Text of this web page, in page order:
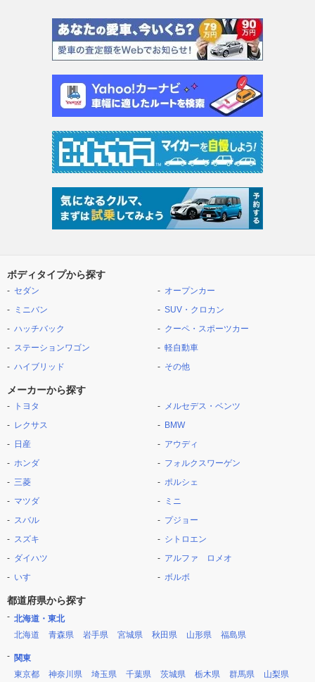
ボディタイプから探す
セダン
ミニバン
ハッチバック
ステーションワゴン
ハイブリッド
オープンカー
SUV・クロカン
クーペ・スポーツカー
軽自動車
その他
メーカーから探す
トヨタ
レクサス
日産
ホンダ
三菱
マツダ
スバル
スズキ
ダイハツ
いすゞ
メルセデス・ベンツ
BMW
アウディ
フォルクスワーゲン
ポルシェ
ミニ
プジョー
シトロエン
アルファ ロメオ
ボルボ
都道府県から探す
北海道・東北
北海道
青森県 岩手県 宮城県 秋田県 山形県 福島県
関東
東京都
神奈川県 埼玉県 千葉県 茨城県 栃木県 群馬県 山梨県